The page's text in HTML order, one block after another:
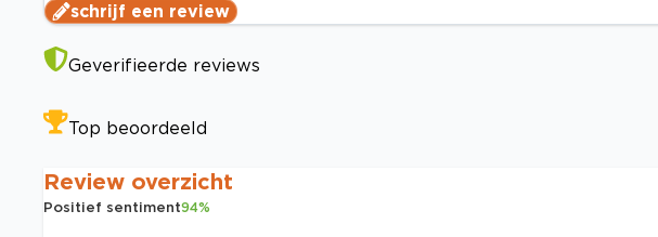
schrijf een review
Geverifieerde reviews
Top beoordeeld
Review overzicht
Positief sentiment94%